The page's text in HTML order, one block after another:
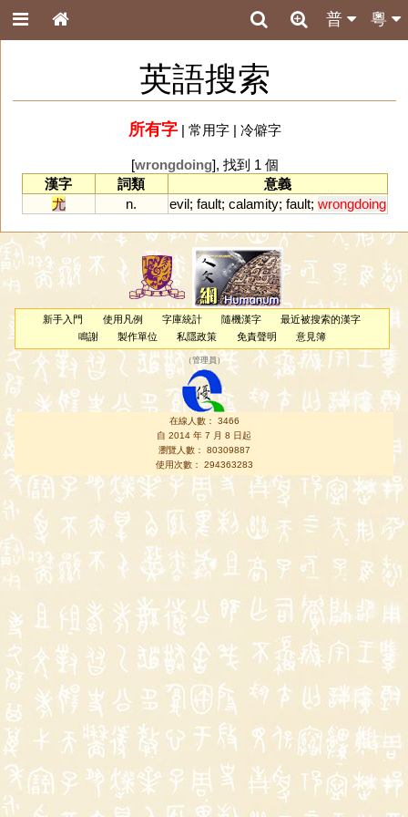
粵
普
英語搜索
所有字| 常用字| 冷僻字
[wrongdoing], 找到 1 個
漢字
詞類
意義
尤
n. evil; fault; calamity; fault; wrongdoing
新手入門 使用凡例 字庫統計 隨機漢字
最近被搜索的漢字
鳴謝
製作單位 私隱政策 免責聲明 意見簿
（管理員 ）
在線人數： 3466
自 2014 年 7 月 8 日起
瀏覽人數： 80309887
使用次數： 294363283